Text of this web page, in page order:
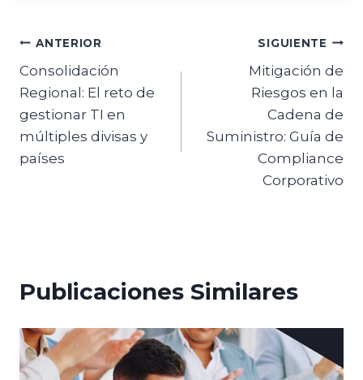
ANTERIOR
Consolidación
Regional: El reto de
gestionar TI en
múltiples divisas y
países
SIGUIENTE
Mitigación de
Riesgos en la
Cadena de
Suministro: Guía de
Compliance
Corporativo
Publicaciones Similares